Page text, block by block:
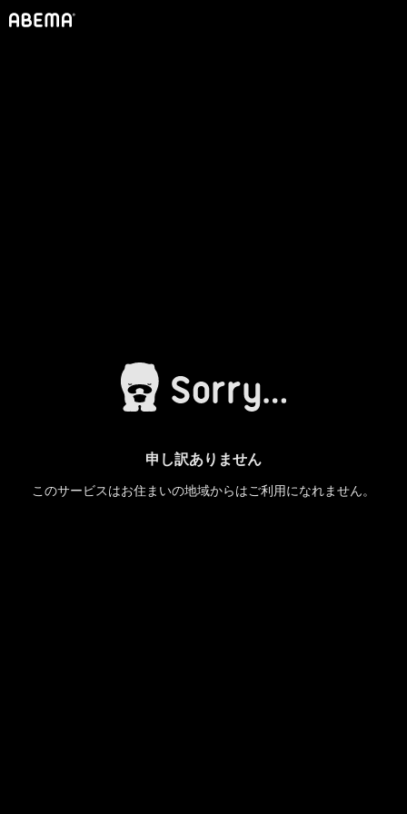
申し訳ありません
このサービスはお住まいの地域からはご利用になれません。